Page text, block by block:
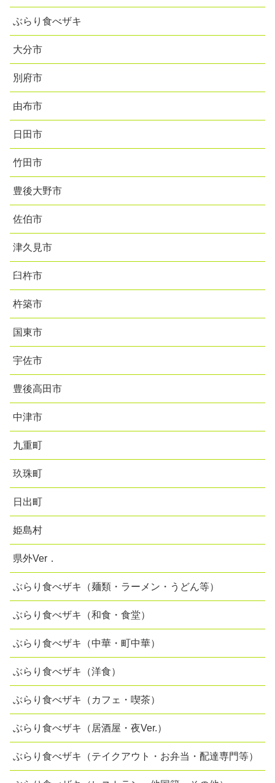
ぶらり食べザキ
大分市
別府市
由布市
日田市
竹田市
豊後大野市
佐伯市
津久見市
臼杵市
杵築市
国東市
宇佐市
豊後高田市
中津市
九重町
玖珠町
日出町
姫島村
県外Ver．
ぶらり食べザキ（麺類・ラーメン・うどん等）
ぶらり食べザキ（和食・食堂）
ぶらり食べザキ（中華・町中華）
ぶらり食べザキ（洋食）
ぶらり食べザキ（カフェ・喫茶）
ぶらり食べザキ（居酒屋・夜Ver.）
ぶらり食べザキ（テイクアウト・お弁当・配達専門等）